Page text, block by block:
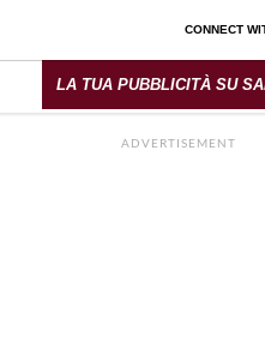
CONNECT
LA TUA PUBBLICITÀ SU
ADVERTISEMENT